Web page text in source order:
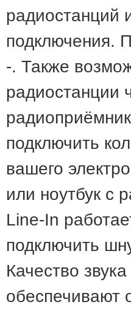
радиостанций
подключения.
-. Также
радиостанции
подключить
вашего
или ноутбук с
Line-In
подключить
Качество
обеспечивают